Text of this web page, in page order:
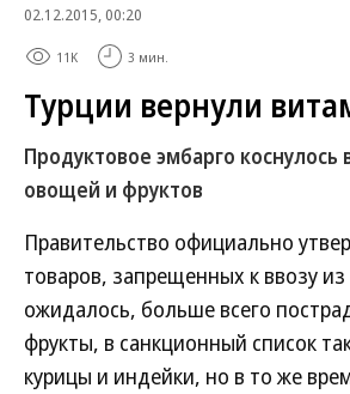
02.12.2015, 00:20
11K 3 мин.
Турции вернули
Продуктовое эмбарго коснулось
овощей и фруктов
Правительство официально
товаров, запрещенных к ввозу из
ожидалось, больше всего
фрукты, в санкционный список
курицы и индейки, но в то же